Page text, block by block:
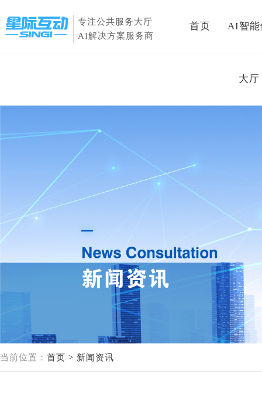
专注公共服务大厅
AI解决方案服务商
首页 AI智能
大厅
当前位置： 首页 > 新闻资讯